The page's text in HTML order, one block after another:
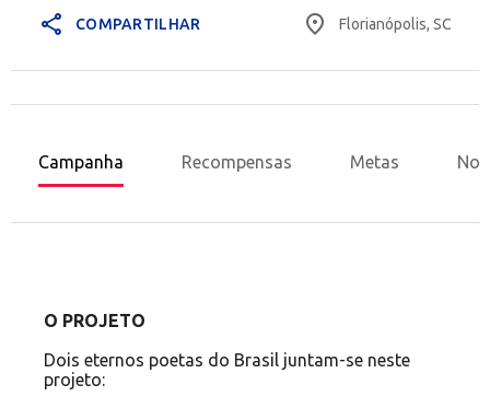
share COMPARTILHAR place Florianópolis, SC
Campanha Recompensas Metas
O PROJETO
Dois eternos poetas do Brasil juntam-se neste
projeto: